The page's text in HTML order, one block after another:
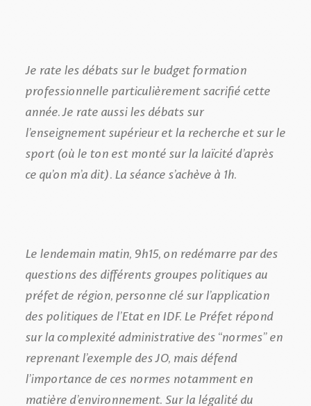
Je rate les débats sur le budget formation
professionnelle particulièrement sacrifié cette
année. Je rate aussi les débats sur
l’enseignement supérieur et la recherche et sur le
sport (où le ton est monté sur la laïcité d’après
ce qu’on m’a dit). La séance s’achève à 1h.
Le lendemain matin, 9h15, on redémarre par des
questions des différents groupes politiques au
préfet de région, personne clé sur l’application
des politiques de l’Etat en IDF. Le Préfet répond
sur la complexité administrative des “normes” en
reprenant l’exemple des JO, mais défend
l’importance de ces normes notamment en
matière d’environnement. Sur la légalité du